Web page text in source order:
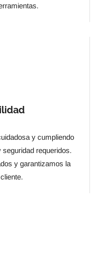
y cumpliendo
requeridos.
y garantizamos la